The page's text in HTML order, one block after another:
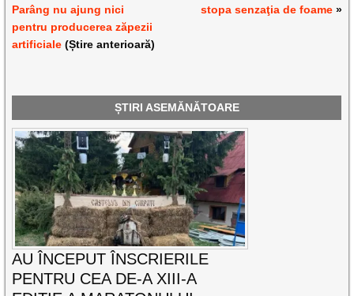
Parâng nu ajung nici
pentru producerea zăpezii
artificiale (Știre anterioară)
stopa senzaţia de foame»
ȘTIRI ASEMĂNĂTOARE
AU ÎNCEPUT ÎNSCRIERILE
PENTRU CEA DE-A XIII-A